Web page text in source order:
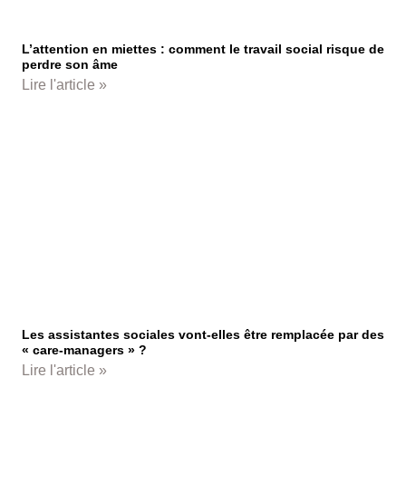
L’attention en miettes : comment le travail social risque de
perdre son âme
Lire l'article »
Les assistantes sociales vont-elles être remplacée par des
« care-managers » ?
Lire l'article »